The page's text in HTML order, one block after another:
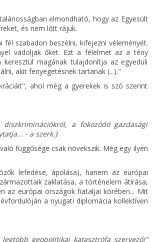
elmondható, hogy az Egyesült
és nem lőtt rájuk.
fél szabadon beszélni, kifejezni véleményét.
vádolják őket. Ezt a félelmet az a tény
magának tulajdonítja az egyedüli
akit fenyegetésnek tartanak (...)."
ahol még a gyerekek is szó szerint
a fokozódó gazdasági
- a szerk.}
függősége csak növekszik. Még egy ilyen
lefedése, ápolása), hanem az európai
zaklatása, a történelem átírása,
az európai országok fiataljai körében... Mit
a nyugati diplomácia kollektíven
geopolitikai katasztrófa szervezői"